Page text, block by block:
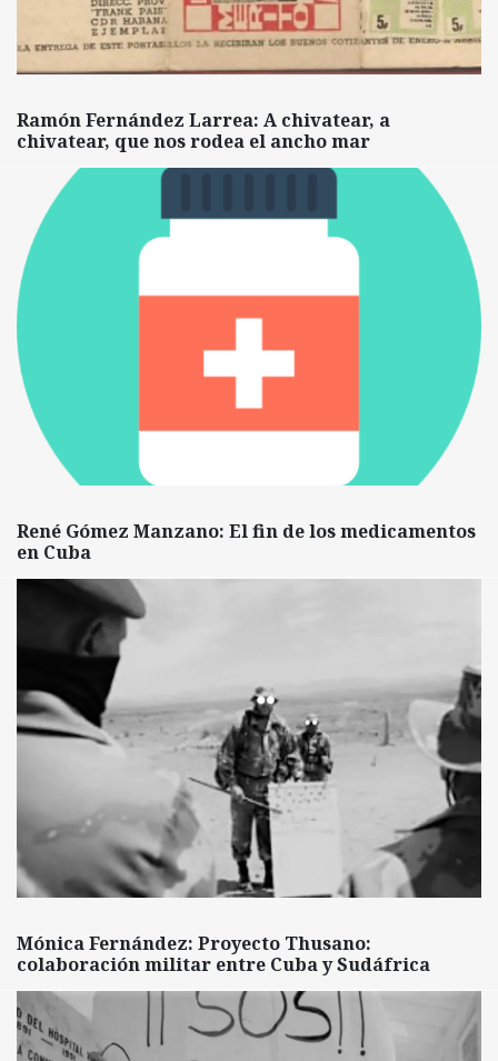
Ramón Fernández Larrea: A chivatear, a
chivatear, que nos rodea el ancho mar
René Gómez Manzano: El fin de los medicamentos
en Cuba
Mónica Fernández: Proyecto Thusano:
colaboración militar entre Cuba y Sudáfrica